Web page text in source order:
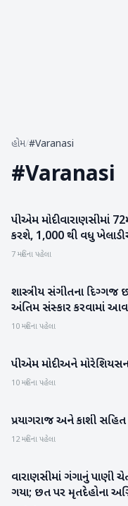
હોમ/#Varanasi
#Varanasi
રાષ્ટ્રીય
પીએમ મોદી વારાણસીમાં
કરશે, 1,000 થી વધુ
7 મહિના પહેલા
રાષ્ટ્રીય
શાસ્ત્રીય સંગીતના દિગ્ગજ
અંતિમ સંસ્કાર કરવામાં
10 મહિના પહેલા
રાષ્ટ્રીય
પીએમ મોદી અને
10 મહિના પહેલા
રાષ્ટ્રીય
પ્રયાગરાજ અને કાશી
12 મહિના પહેલા
રાષ્ટ્રીય
વારાણસીમાં ગંગાનું પાણી
ગયા; છત પર મૃતદેહોના